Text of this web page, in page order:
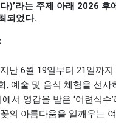
)’라는 주제 아래 2026
되었다.
난 6월 19일부터 21일까
, 예술 및 음식 체험을 선사
에서 영감을 받은 ‘어련식
의 아름다움을 일깨우는